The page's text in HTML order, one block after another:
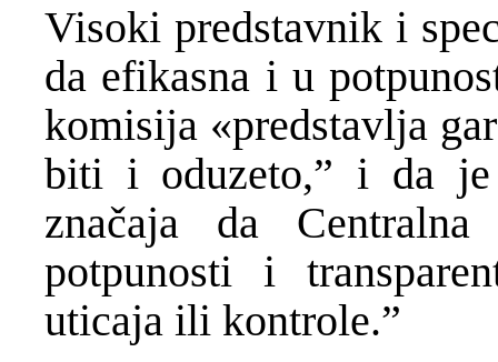
Visoki predstavnik i
da efikasna i u
komisija «predstavlja
biti i oduzeto,” i da
značaja da
potpunosti i
uticaja ili kontrole.”